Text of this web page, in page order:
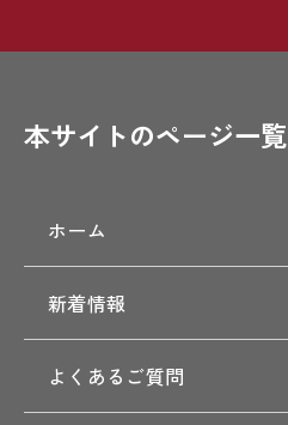
本サイトのページ一覧
ホーム
新着情報
よくあるご質問